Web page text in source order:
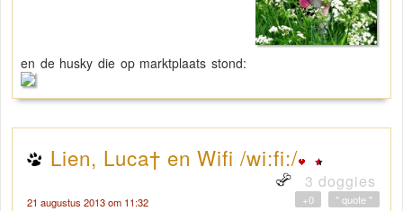
en de husky die op marktplaats stond:
Lien, Luca† en Wifi /wi:fi:/
3 doggies
21 augustus 2013 om 11:32 " quote "
+0